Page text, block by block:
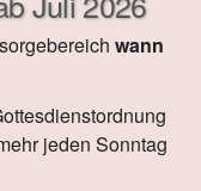
wann
jeden Sonntag